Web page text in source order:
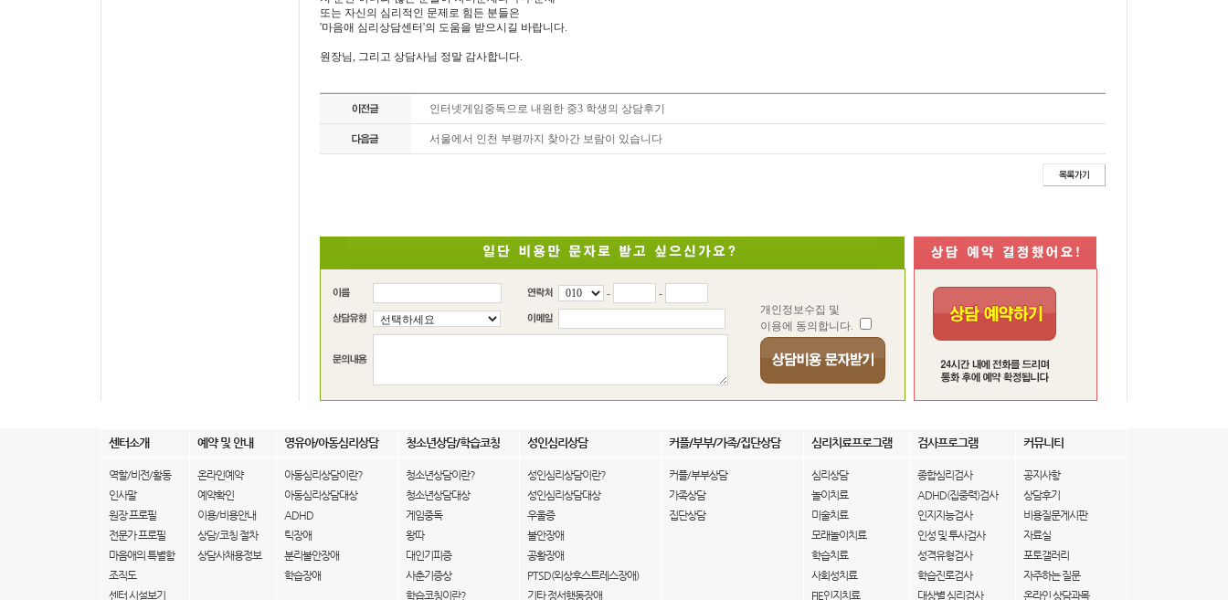
또는 자신의 심리적인 문제로 힘든 분들은
'마음애 심리상담센터'의 도움을 받으시길 바랍니다.
원장님, 그리고 상담사님 정말 감사합니다.
인터넷게임중독으로 내원한 중3 학생의 상담후기
서울에서 인천 부평까지 찾아간 보람이 있습니다
-
-
개인정보수집 및
이용에 동의합니다.
센터소개 예약 및 안내 영유아/아동심리상담 청소년상담/학습코칭 성인심리상담 커플/부부/가족/집단상담 심리치료프로그램 검사프로그램 커뮤니티
역할/비전/활동
인사말
원장 프로필
전문가 프로필
마음애의 특별함
조직도
센터 시설보기
온라인예약
예약확인
이용/비용안내
상담/코칭 절차
상담사채용정보
아동심리상담이란?
아동심리상담대상
ADHD
틱장애
분리불안장애
학습장애
청소년상담이란?
청소년상담대상
게임중독
왕따
대인기피증
사춘기증상
학습코칭이란?
성인심리상담이란?
성인심리상담대상
우울증
불안장애
공황장애
PTSD(외상후스트레스장애)
기타 정서행동장애
커플/부부상담
가족상담
집단상담
심리상담
놀이치료
미술치료
모래놀이치료
학습치료
사회성치료
FIE인지치료
종합심리검사
ADHD(집중력)검사
인지지능검사
인성 및 투사검사
성격유형검사
학습진로검사
대상별 심리검사
공지사항
상담후기
비용질문게시판
자료실
포토갤러리
자주하는 질문
온라인 상담과목